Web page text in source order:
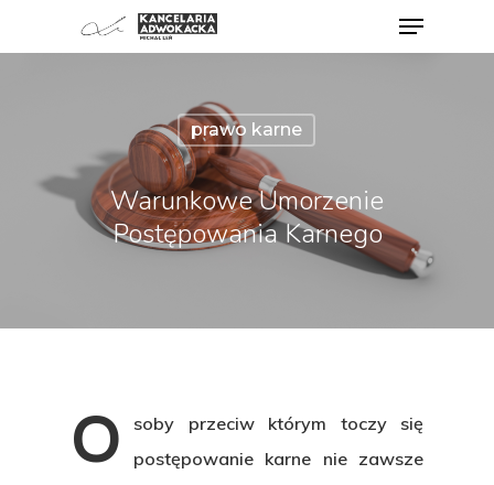
prawo karne
Warunkowe Umorzenie
Postępowania Karnego
O
soby przeciw którym toczy się
postępowanie karne nie zawsze